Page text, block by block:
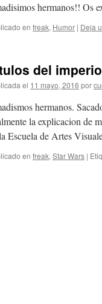
hermanos!! Os
en freak, Humor | Deja
del
el 11 mayo, 2016 por
hermanos.
la explicacion de
Escuela de Artes
en freak, Star Wars |